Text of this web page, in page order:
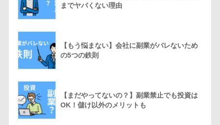
までヤバくない理由
【もう悩まない】会社に副業がバレないため
の5つの鉄則
【まだやってないの？】副業禁止でも投資は
OK！儲け以外のメリットも